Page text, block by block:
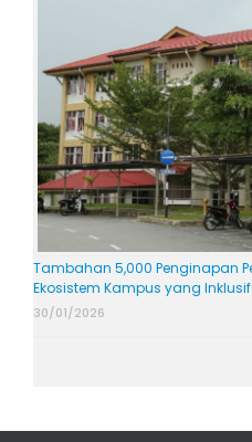
Tambahan 5,000 Penginapan
Ekosistem Kampus yang
30/01/2026